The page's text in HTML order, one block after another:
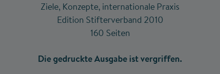
Ziele, Konzepte, internationale Praxis
Edition Stifterverband 2010
160 Seiten
Die gedruckte Ausgabe ist vergriffen.